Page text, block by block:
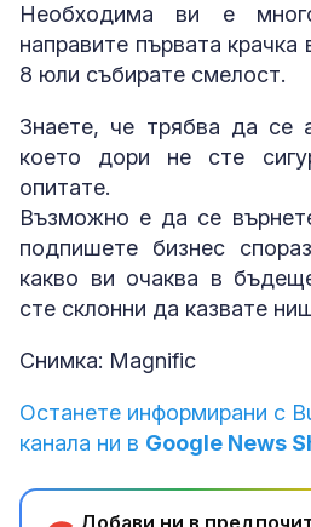
Необходима ви е
направите първата крачка
8 юли събирате смелост.
Знаете, че трябва да се
което дори не сте
опитате.
Възможно е да се
подпишете бизнес
какво ви очаква в
сте склонни да казвате
Снимка: Magnific
Останете информирани с
канала ни в Google News